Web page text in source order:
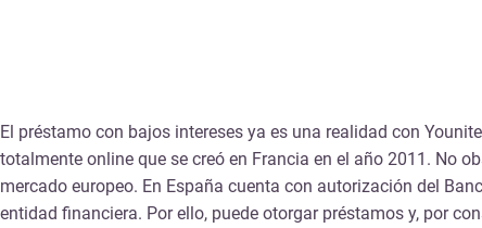
El préstamo con bajos intereses ya es una realidad con
totalmente online que se creó en Francia en el año 2011. No
mercado europeo. En España cuenta con autorización del
entidad financiera. Por ello, puede otorgar préstamos y, por